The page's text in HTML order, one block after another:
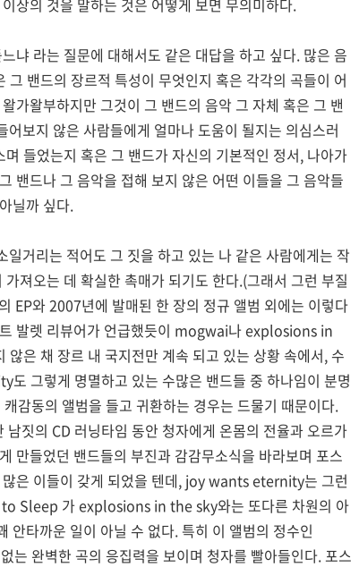
상의 것을 말하는 것은 어떻게 보면 무의미하다.
냐 라는 질문에 대해서도 같은 대답을 하고 싶다. 많은 음
밴드의 장르적 특성이 무엇인지 혹은 각각의 곡들이 어
가왈부하지만 그것이 그 밴드의 음악 그 자체 혹은 그 밴
보지 않은 사람들에게 얼마나 도움이 될지는 의심스러
들었는지 혹은 그 밴드가 자신의 기본적인 정서, 나아가
밴드나 그 음악을 접해 보지 않은 어떤 이들을 그 음악들
닐까 싶다.
거리는 적어도 그 짓을 하고 있는 나 같은 사람에게는 작
져오는 데 확실한 촉매가 되기도 한다.(그래서 그런 부질
와 2007년에 발매된 한 장의 정규 앨범 외에는 이렇다
발렛 리뷰어가 언급했듯이 mogwai나 explosions in
은 채 장르 내 국지전만 계속 되고 있는 상황 속에서, 수
그렇게 명멸하고 있는 수많은 밴드들 중 하나임이 분명
감동의 앨범을 들고 귀환하는 경우는 드물기 때문이다.
의 CD 러닝타임 동안 청자에게 온몸의 전율과 오르가
만들었던 밴드들의 부진과 감감무소식을 바라보며 포스
은 이들이 갖게 되었을 텐데, joy wants eternity는 그런
Sleep 가 explosions in the sky와는 또다른 차원의 아
안타까운 일이 아닐 수 없다. 특히 이 앨범의 정수인
완벽한 곡의 응집력을 보이며 청자를 빨아들인다. 포스